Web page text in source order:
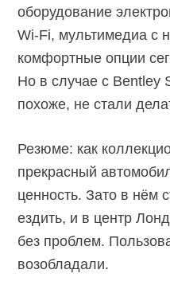
оборудование
Wi-Fi, мультимедиа с
комфортные опции
Но в случае с Bentley
похоже, не стали
Резюме: как
прекрасный
ценность. Зато в нём
ездить, и в центр
без проблем.
возобладали.